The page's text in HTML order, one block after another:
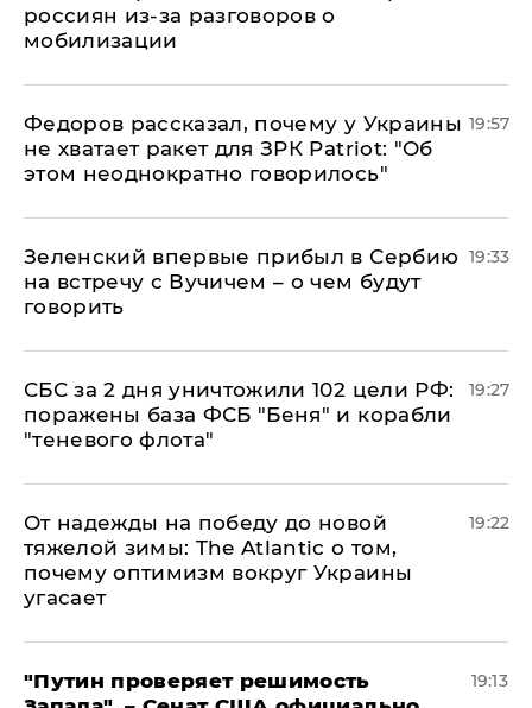
россиян из-за разговоров о
мобилизации
Федоров рассказал, почему у Украины
не хватает ракет для ЗРК Patriot: "Об
этом неоднократно говорилось"
19:57
Зеленский впервые прибыл в Сербию
на встречу с Вучичем – о чем будут
говорить
19:33
СБС за 2 дня уничтожили 102 цели РФ:
поражены база ФСБ "Беня" и корабли
"теневого флота"
19:27
От надежды на победу до новой
тяжелой зимы: The Atlantic о том,
почему оптимизм вокруг Украины
угасает
19:22
"Путин проверяет решимость
19:13